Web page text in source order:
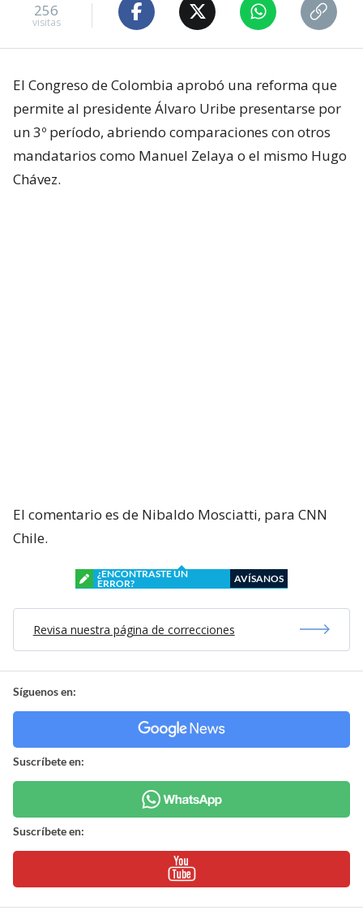
256
visitas
El Congreso de Colombia aprobó una reforma que
permite al presidente Álvaro Uribe presentarse por
un 3º período, abriendo comparaciones con otros
mandatarios como Manuel Zelaya o el mismo Hugo
Chávez.
El comentario es de Nibaldo Mosciatti, para CNN
Chile.
¿ENCONTRASTE UN
ERROR?
AVÍSANOS
Revisa nuestra página de correcciones
Síguenos en:
Suscríbete en:
Suscríbete en: